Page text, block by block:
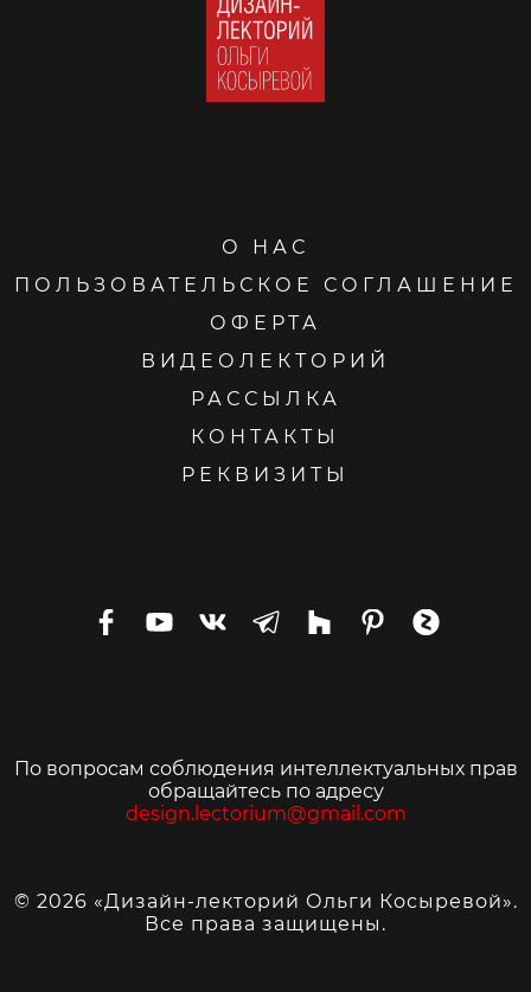
О НАС
ПОЛЬЗОВАТЕЛЬСКОЕ СОГЛАШЕНИЕ
ОФЕРТА
ВИДЕОЛЕКТОРИЙ
РАССЫЛКА
КОНТАКТЫ
РЕКВИЗИТЫ
По вопросам соблюдения интеллектуальных прав
обращайтесь по адресу
design.lectorium@gmail.com
© 2026 «Дизайн-лекторий Ольги Косыревой».
Все права защищены.